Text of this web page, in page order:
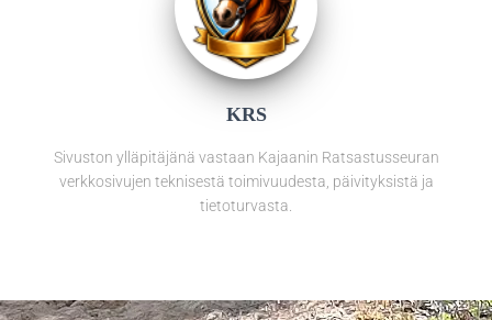
KRS
Sivuston ylläpitäjänä vastaan Kajaanin Ratsastusseuran
verkkosivujen teknisestä toimivuudesta, päivityksistä ja
tietoturvasta.